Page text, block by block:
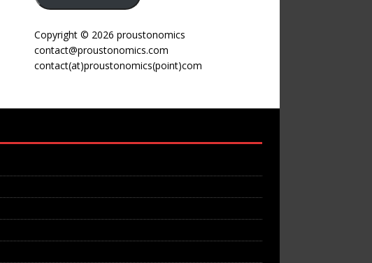
Copyright © 2026 proustonomics
contact@proustonomics.com
contact(at)proustonomics(point)com